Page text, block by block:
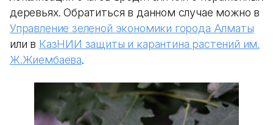
деревьях. Обратиться в данном случае можно в
Управление зеленой экономики города Алматы
или в КазНИИ защиты и карантина растений им.
Ж.Жиембаева.